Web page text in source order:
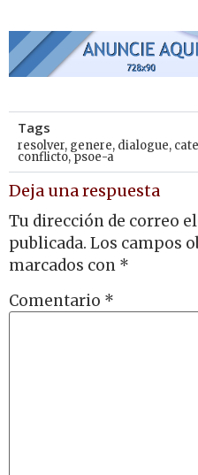
Tags
resolver, genere, dialogue,
conflicto,psoe-a
Deja una respuesta
Tu dirección de correo
publicada. Los campos
marcados con *
Comentario *